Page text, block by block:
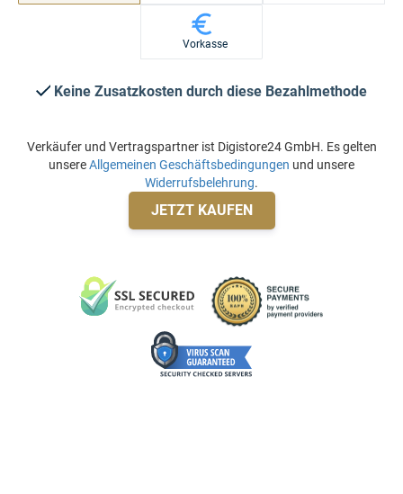
Vorkasse
Keine Zusatzkosten durch diese Bezahlmethode
Verkäufer und Vertragspartner ist Digistore24 GmbH. Es gelten
unsereAllgemeinen Geschäftsbedingungen und unsere
Widerrufsbelehrung.
JETZT KAUFEN